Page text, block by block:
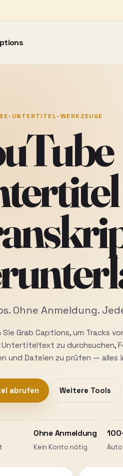
UNTERTITEL-WERKZEUGE
Ohne Anmeldung.
Grab Captions, um Tracks
zu durchsuchen,
und Dateien zu prüfen — alles
abrufen Weitere Tools
Ohne Anmeldung
Kein Konto nötig Auto